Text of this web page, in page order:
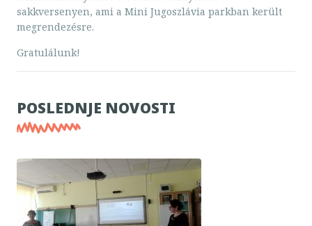
sakkversenyen, ami a Mini Jugoszlávia parkban került
megrendezésre.
Gratulálunk!
POSLEDNJE NOVOSTI